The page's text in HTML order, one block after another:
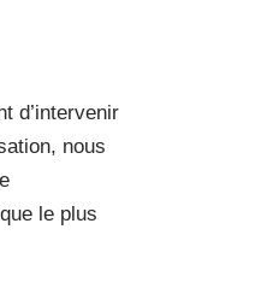
d’intervenir
nous
le plus